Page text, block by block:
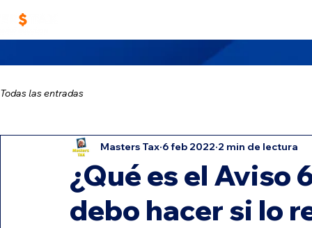
Todas las entradas
¿Qué es el Aviso
debo hacer si lo
Masters Tax 6 feb 2022 2 min de lectura